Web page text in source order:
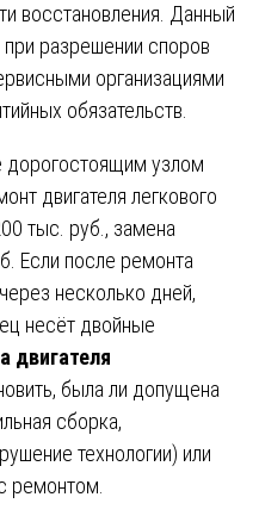
восстановления. Данный
разрешении споров
организациями
обязательств.
дорогостоящим узлом
двигателя легкового
тыс. руб., замена
Если после ремонта
несколько дней,
несёт двойные
двигателя
была ли допущена
сборка,
технологии) или
ремонтом.